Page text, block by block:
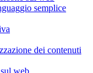
semplice
dei contenuti
web